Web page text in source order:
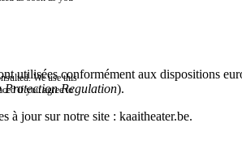
utilisées conformément aux dispositions
Protection Regulation).
à jour sur notre site : kaaitheater.be.
We use this
if you agree to